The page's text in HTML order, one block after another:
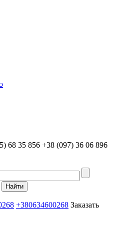
68 35 856 +38 (097) 36 06 896
+380634600268 Заказать